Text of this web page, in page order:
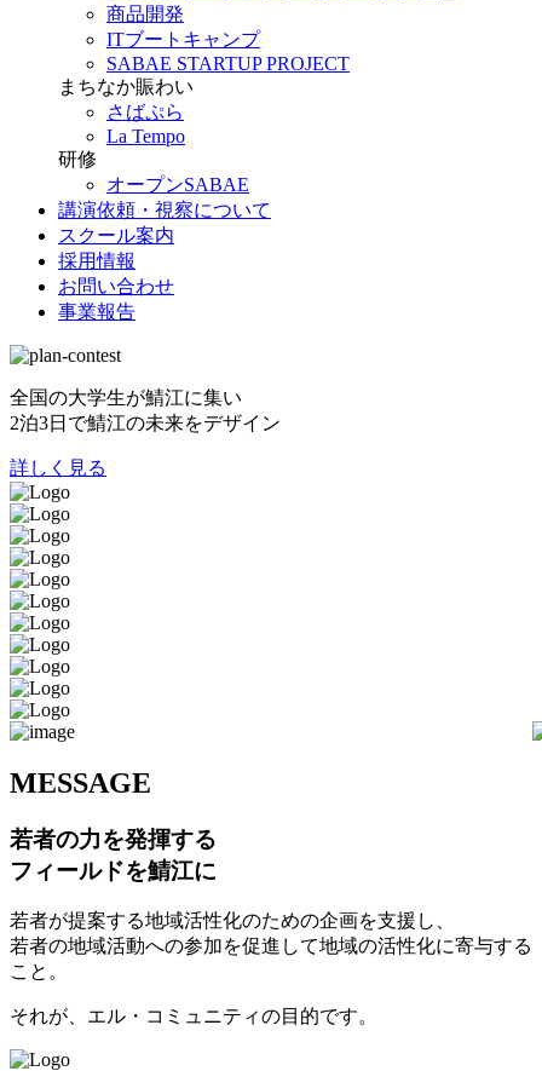
商品開発
ITブートキャンプ
SABAE STARTUP PROJECT
まちなか賑わい
さばぷら
La Tempo
研修
オープンSABAE
講演依頼・視察について
スクール案内
採用情報
お問い合わせ
事業報告
全国の大学生が鯖江に集い
2泊3日で鯖江の未来をデザイン
詳しく見る
MESSAGE
若者の力を発揮する
フィールドを鯖江に
若者が提案する地域活性化のための企画を支援し、
若者の地域活動への参加を促進して地域の活性化に寄与する
こと。
それが、エル・コミュニティの目的です。